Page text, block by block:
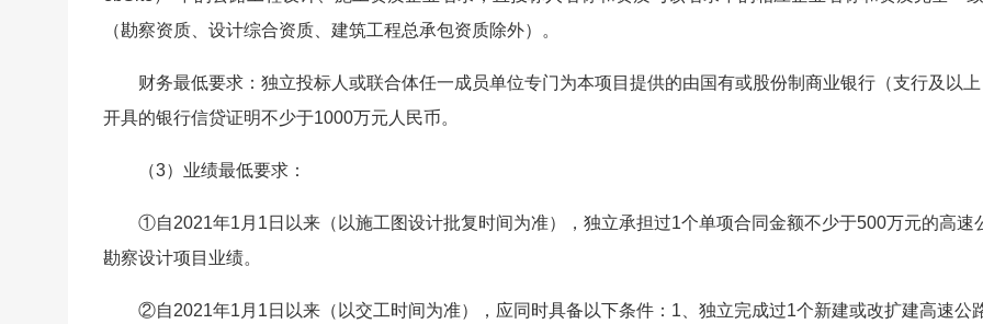
（勘察资质、设计综合资质、建筑工程总承包资质除外）。
财务最低要求：独立投标人或联合体任一成员单位专门为本项目提供的由国有或股份制商业银行（支行及以
开具的银行信贷证明不少于1000万元人民币。
（3）业绩最低要求：
①自2021年1月1日以来（以施工图设计批复时间为准），独立承担过1个单项合同金额不少于500万元的高速
勘察设计项目业绩。
②自2021年1月1日以来（以交工时间为准），应同时具备以下条件：1、独立完成过1个新建或改扩建高速公